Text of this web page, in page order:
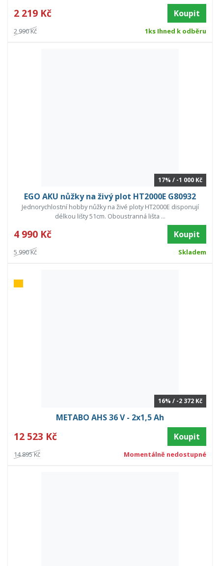
2 219 Kč Koupit
2 990 Kč 1ks Ihned k odběru
17% / -1 000 Kč
EGO AKU nůžky na živý plot HT2000E G80932
Jednorychlostní hobby nůžky na živé ploty HT2000E disponují
délkou lišty 51cm. Oboustranná lišta ...
4 990 Kč Koupit
5 990 Kč Skladem
16% / -2 372 Kč
METABO AHS 36 V - 2x1,5 Ah
12 523 Kč Koupit
14 895 Kč Momentálně nedostupné